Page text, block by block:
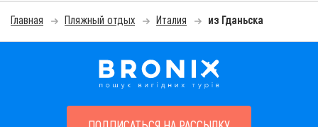
Главная Пляжный отдых Италия из Гданьска